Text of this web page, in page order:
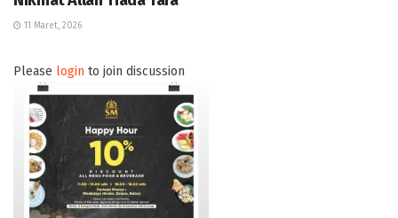
11 Maret, 2026
Please login to join discussion